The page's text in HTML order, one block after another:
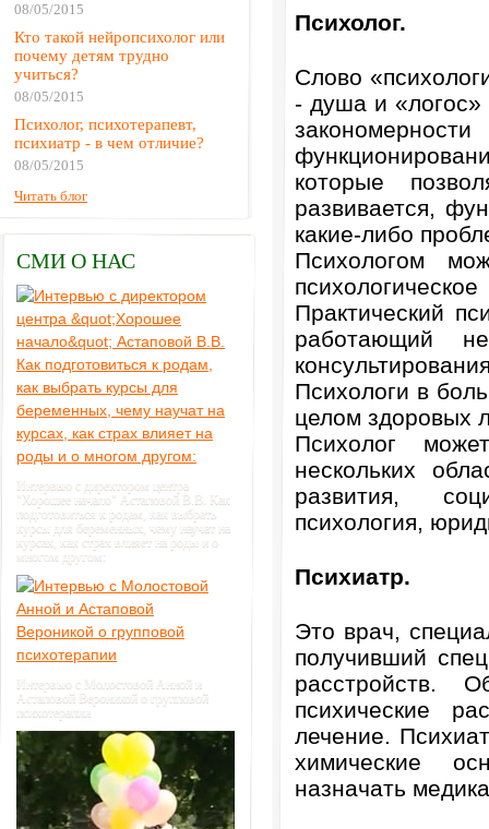
08/05/2015
Кто такой нейропсихолог или
почему детям трудно
учиться?
08/05/2015
Психолог, психотерапевт,
психиатр - в чем отличие?
08/05/2015
Читать блог
СМИ О НАС
Интервью с директором центра
"Хорошее начало" Астаповой В.В. Как
подготовиться к родам, как выбрать
курсы для беременных, чему научат на
курсах, как страх влияет на роды и о
многом другом:
Интервью с Молостовой Анной и
Астаповой Вероникой о групповой
психотерапии
Психолог.
Слово
- душа и «логос»
которые
развивается,
какие-либо
Психологом
Практический
работающий
Психологи в
целом здоровых
Психолог
нескольких
развития,
психология,
Психиатр.
Это врач,
получивший
расстройств.
психические
лечение.
химические
назначать